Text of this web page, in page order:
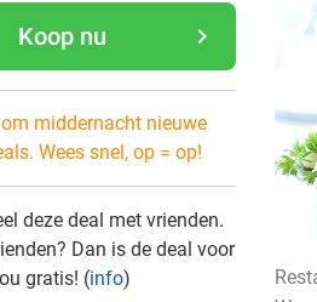
navigate_next
Koop nu
middernacht nieuwe
Wees snel, op = op!
deze deal met vrienden.
Dan is de deal voor
gratis! (info)